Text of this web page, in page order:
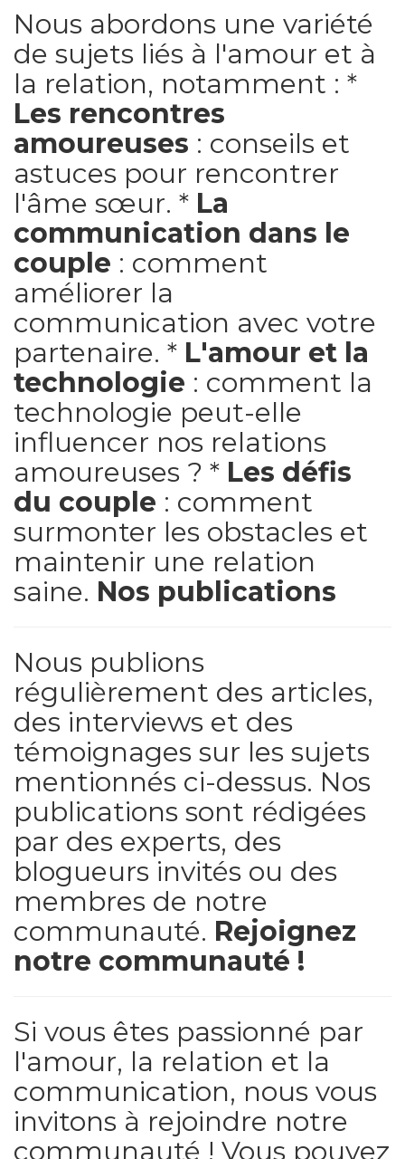
Nous abordons une variété
de sujets liés à l'amour et à
la relation, notamment : *
Les rencontres
amoureuses : conseils et
astuces pour rencontrer
l'âme sœur. * La
communication dans le
couple : comment
améliorer la
communication avec votre
partenaire. * L'amour et la
technologie : comment la
technologie peut-elle
influencer nos relations
amoureuses ? * Les défis
du couple : comment
surmonter les obstacles et
maintenir une relation
saine. Nos publications
Nous publions
régulièrement des articles,
des interviews et des
témoignages sur les sujets
mentionnés ci-dessus. Nos
publications sont rédigées
par des experts, des
blogueurs invités ou des
membres de notre
communauté. Rejoignez
notre communauté !
Si vous êtes passionné par
l'amour, la relation et la
communication, nous vous
invitons à rejoindre notre
communauté ! Vous pouvez